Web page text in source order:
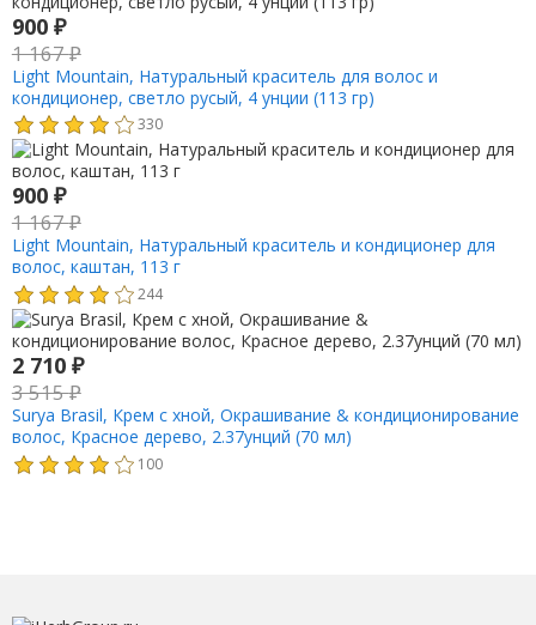
900 ₽
1 167₽
Light Mountain, Натуральный краситель для волос и
кондиционер, светло русый, 4 унции (113 гр)
330
900 ₽
1 167₽
Light Mountain, Натуральный краситель и кондиционер для
волос, каштан, 113 г
244
2 710 ₽
3 515₽
Surya Brasil, Крем с хной, Окрашивание & кондиционирование
волос, Красное дерево, 2.37унций (70 мл)
100